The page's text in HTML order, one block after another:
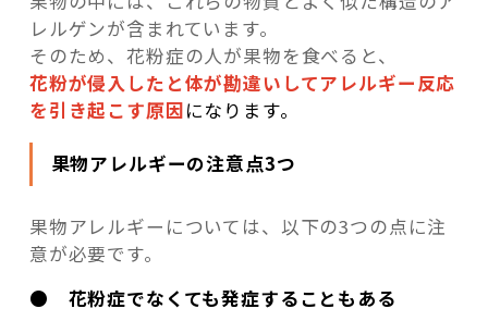
レルゲンが含まれています。
そのため、花粉症の人が果物を食べると、
花粉が侵入したと体が勘違いしてアレルギー反応
を引き起こす原因になります。
果物アレルギーの注意点3つ
果物アレルギーについては、以下の3つの点に注
意が必要です。
● 花粉症でなくても発症することもある